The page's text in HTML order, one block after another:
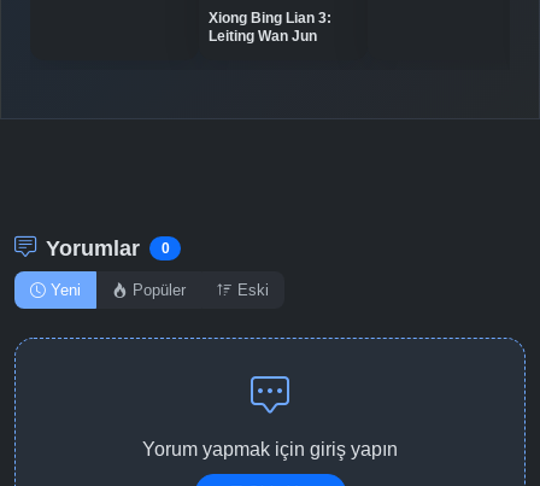
Xiong Bing Lian 3:
Leiting Wan Jun
Yorumlar 0
Yeni Popüler Eski
Yorum yapmak için giriş yapın